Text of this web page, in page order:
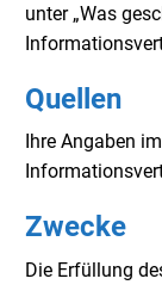
unter „Was
Quellen
Ihre Angaben
Zwecke
Die Erfüllung